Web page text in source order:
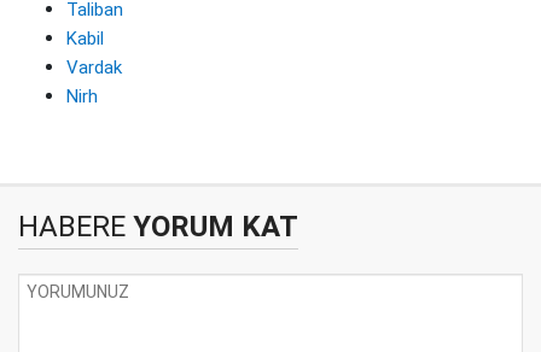
Taliban
Kabil
Vardak
Nirh
HABERE YORUM KAT